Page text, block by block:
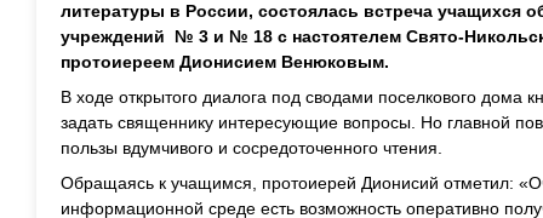
литературы в России, состоялась встреча учащихся
учреждений № 3 и № 18 с настоятелем Свято-
протоиереем Дионисием Венюковым.
В ходе открытого диалога под сводами поселкового дома
задать священнику интересующие вопросы. Но главной
пользы вдумчивого и сосредоточенного чтения.
Обращаясь к учащимся, протоиерей Дионисий отметил:
информационной среде есть возможность оперативно